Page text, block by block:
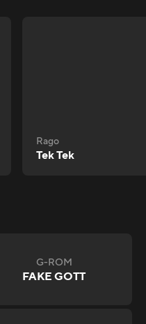
Rago
Tek Tek
G-ROM
FAKE GOTT